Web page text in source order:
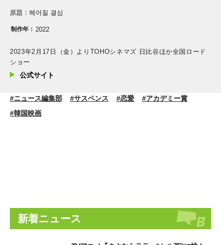
原題：헤어질 결심
制作年： 2022
2023年2月17日（金）よりTOHOシネマズ 日比谷ほか全国ロード
ショー
公式サイト
#ニュース編集部 #サスペンス #恋愛
#アカデミー賞
#韓国映画
新着ニュース